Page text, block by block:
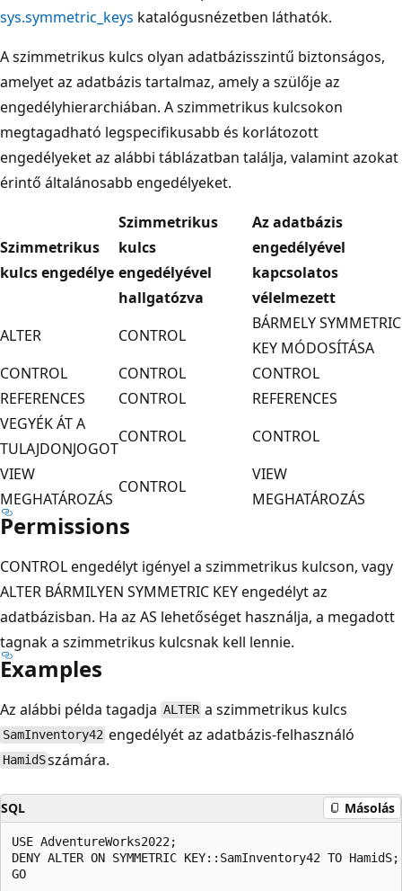
sys.symmetric_keys katalógusnézetben láthatók.
A szimmetrikus kulcs olyan adatbázisszintű biztonságos,
amelyet az adatbázis tartalmaz, amely a szülője az
engedélyhierarchiában. A szimmetrikus kulcsokon
megtagadható legspecifikusabb és korlátozott
engedélyeket az alábbi táblázatban találja, valamint azokat
érintő általánosabb engedélyeket.
Szimmetrikus
kulcs engedélye
Szimmetrikus
kulcs
engedélyével
hallgatózva
Az adatbázis
engedélyével
kapcsolatos
vélelmezett
ALTER
CONTROL
BÁRMELY SYMMETRIC
KEY MÓDOSÍTÁSA
CONTROL
CONTROL
CONTROL
REFERENCES
CONTROL
REFERENCES
VEGYÉK ÁT A
TULAJDONJOGOT
CONTROL
CONTROL
VIEW
MEGHATÁROZÁS
CONTROL
VIEW
MEGHATÁROZÁS
Permissions
CONTROL engedélyt igényel a szimmetrikus kulcson, vagy
ALTER BÁRMILYEN SYMMETRIC KEY engedélyt az
adatbázisban. Ha az AS lehetőséget használja, a megadott
tagnak a szimmetrikus kulcsnak kell lennie.
Examples
Az alábbi példa tagadja ALTER a szimmetrikus kulcs
SamInventory42 engedélyét az adatbázis-felhasználó
HamidSszámára.
SQL Másolás
USE AdventureWorks2022;
DENY ALTER ON SYMMETRIC KEY::SamInventory42 TO